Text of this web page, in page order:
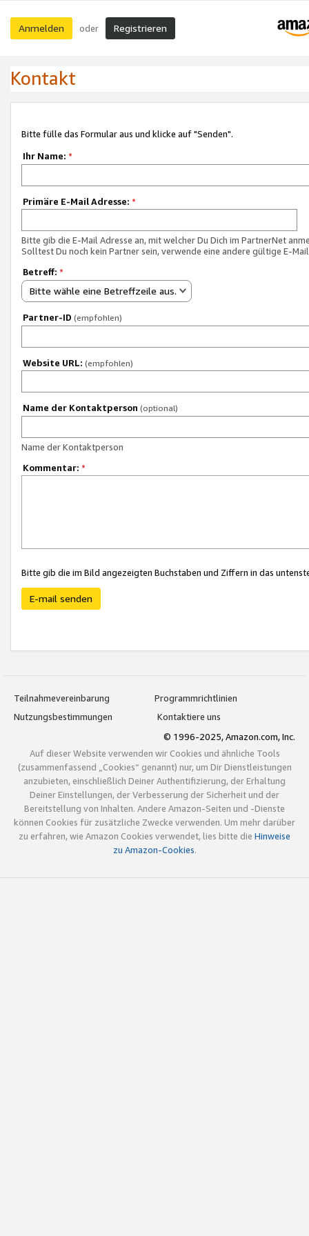
Anmelden oder Registrieren
Kontakt
Bitte fülle das Formular aus und klicke auf "Senden".
Ihr Name: *
Primäre E-Mail Adresse: *
Bitte gib die E-Mail Adresse an, mit welcher Du Dich im PartnerNet
Solltest Du noch kein Partner sein, verwende eine andere gültige E-
Betreff: *
Bitte wähle eine Betreffzeile aus.
Partner-ID (empfohlen)
Website URL: (empfohlen)
Name der Kontaktperson (optional)
Name der Kontaktperson
Kommentar: *
Bitte gib die im Bild angezeigten Buchstaben und Ziffern in das
E-mail senden
Teilnahmevereinbarung
Programmrichtlinien
Nutzungsbestimmungen
Kontaktiere uns
© 1996-2025, Amazon.com, Inc.
Auf dieser Website verwenden wir Cookies und ähnliche Tools
(zusammenfassend „Cookies“ genannt) nur, um Dir Dienstleistungen
anzubieten, einschließlich Deiner Authentifizierung, der Erhaltung
Deiner Einstellungen, der Verbesserung der Sicherheit und der
Bereitstellung von Inhalten. Andere Amazon-Seiten und -Dienste
können Cookies für zusätzliche Zwecke verwenden. Um mehr darüber
zu erfahren, wie Amazon Cookies verwendet, lies bitte die Hinweise
zu Amazon-Cookies.